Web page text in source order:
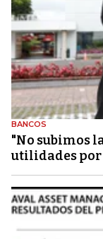
BANCOS
"No subimos
utilidades por